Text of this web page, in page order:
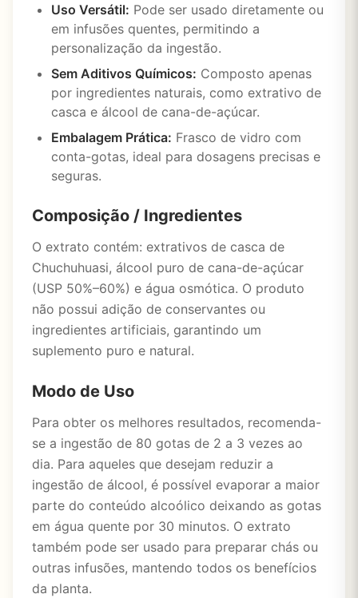
Uso Versátil: Pode ser usado diretamente ou
em infusões quentes, permitindo a
personalização da ingestão.
Sem Aditivos Químicos: Composto apenas
por ingredientes naturais, como extrativo de
casca e álcool de cana-de-açúcar.
Embalagem Prática: Frasco de vidro com
conta-gotas, ideal para dosagens precisas e
seguras.
Composição / Ingredientes
O extrato contém: extrativos de casca de
Chuchuhuasi, álcool puro de cana-de-açúcar
(USP 50%–60%) e água osmótica. O produto
não possui adição de conservantes ou
ingredientes artificiais, garantindo um
suplemento puro e natural.
Modo de Uso
Para obter os melhores resultados, recomenda-
se a ingestão de 80 gotas de 2 a 3 vezes ao
dia. Para aqueles que desejam reduzir a
ingestão de álcool, é possível evaporar a maior
parte do conteúdo alcoólico deixando as gotas
em água quente por 30 minutos. O extrato
também pode ser usado para preparar chás ou
outras infusões, mantendo todos os benefícios
da planta.